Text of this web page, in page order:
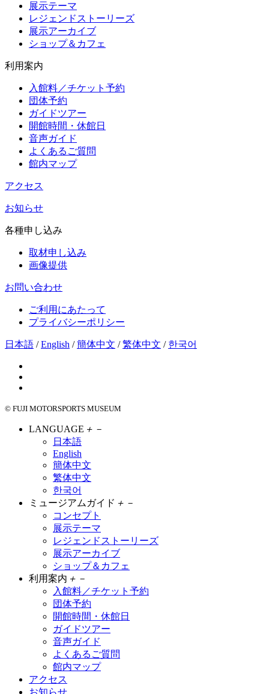
展示テーマ
レジェンドストーリーズ
展示アーカイブ
ショップ＆カフェ
利用案内
入館料／チケット予約
団体予約
ガイドツアー
開館時間・休館日
音声ガイド
よくあるご質問
館内マップ
アクセス
お知らせ
各種申し込み
取材申し込み
画像提供
お問い合わせ
ご利用にあたって
プライバシーポリシー
日本語 /English /簡体中文 /繁体中文 / 한국어
© FUJI MOTORSPORTS MUSEUM
LANGUAGE ＋ －
日本語
English
簡体中文
繁体中文
한국어
ミュージアムガイド ＋ －
コンセプト
展示テーマ
レジェンドストーリーズ
展示アーカイブ
ショップ＆カフェ
利用案内 ＋ －
入館料／チケット予約
団体予約
開館時間・休館日
ガイドツアー
音声ガイド
よくあるご質問
館内マップ
アクセス